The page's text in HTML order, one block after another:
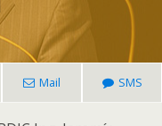
Mail SMS